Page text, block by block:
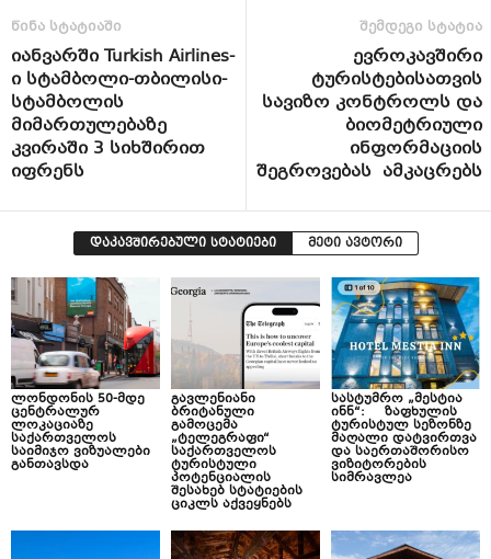
წინა სტატიაში
იანვარში Turkish Airlines-
ი სტამბოლი-თბილისი-
სტამბოლის
მიმართულებაზე
კვირაში 3 სიხშირით
იფრენს
შემდეგი სტატია
ევროკავშირი
ტურისტებისათვის
სავიზო კონტროლს და
ბიომეტრიული
ინფორმაციის
შეგროვებას ამკაცრებს
დაკავშირებული სტატიები მეტი ავტორი
ლონდონის 50-მდე
ცენტრალურ
ლოკაციაზე
საქართველოს
საიმიჯო ვიზუალები
განთავსდა
გავლენიანი
ბრიტანული
გამოცემა
„ტელეგრაფი“
საქართველოს
ტურისტული
პოტენციალის
შესახებ სტატიების
ციკლს აქვეყნებს
სასტუმრო „მესტია
ინნ“: ზაფხულის
ტურისტულ სეზონზე
მაღალი დატვირთვა
და საერთაშორისო
ვიზიტორების
სიმრავლეა